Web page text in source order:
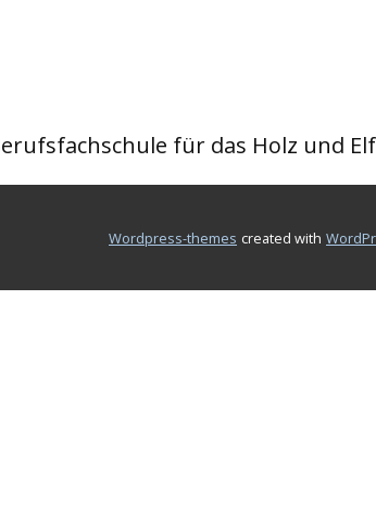
für das Holz und
wordpress-themes created with